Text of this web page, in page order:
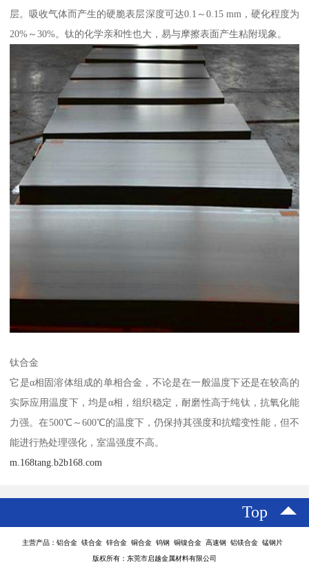
层。吸收气体而产生的硬脆表层深度可达0.1～0.15 mm，硬化程度为
20%～30%。钛的化学亲和性也大，易与摩擦表面产生粘附现象。
钛合金
它是α相固溶体组成的单相合金，不论是在一般温度下还是在较高的
实际应用温度下，均是α相，组织稳定，耐磨性高于纯钛，抗氧化能
力强。在500℃～600℃的温度下，仍保持其强度和抗蠕变性能，但不
能进行热处理强化，室温强度不高。
m.168tang.b2b168.com
Top
主营产品：铝合金 镁合金 锌合金 铜合金 钨钢 铜镍合金 高速钢 铝镁合金 锰钢片
版权所有：东莞市启越金属材料有限公司